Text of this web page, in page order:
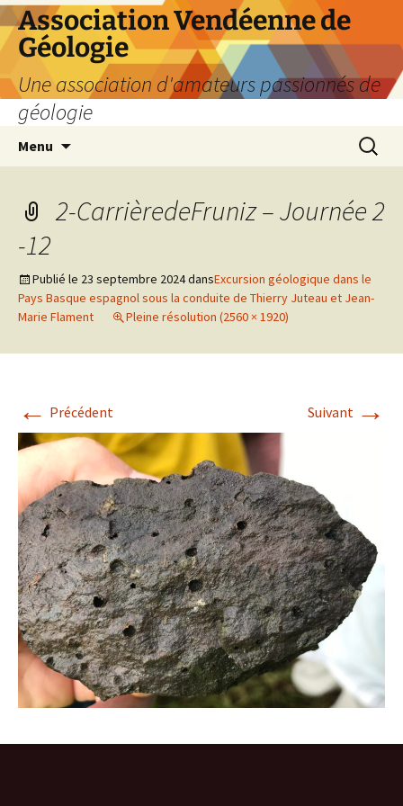
Aller
au
contenu
Association Vendéenne de
Géologie
Une association d'amateurs passionnés de
géologie
Menu
2-CarrièredeFruniz – Journée 2
-12
Publié le 23 septembre 2024dansExcursion géologique dans le
Pays Basque espagnol sous la conduite de Thierry Juteau et Jean-
Marie Flament
Pleine résolution (2560 × 1920)
← Précédent Suivant →